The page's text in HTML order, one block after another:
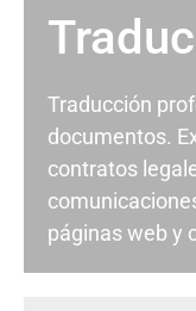
Traducción
documentos.
contratos
páginas web y